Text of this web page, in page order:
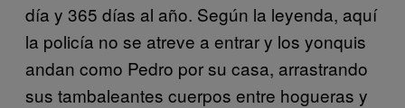
día y 365 días al año. Según la leyenda, aquí
la policía no se atreve a entrar y los yonquis
andan como Pedro por su casa, arrastrando
sus tambaleantes cuerpos entre hogueras y